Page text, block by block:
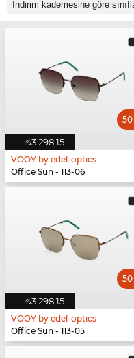
₺3.298,15
50
VOOY by edel-optics
Office Sun - 113-06
₺3.298,15
50
VOOY by edel-optics
Office Sun - 113-05